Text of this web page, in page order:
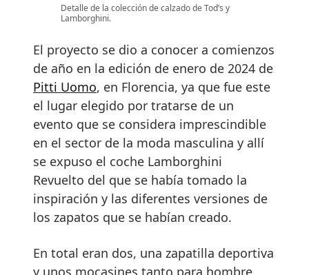
Detalle de la colección de calzado de Tod’s y
Lamborghini.
El proyecto se dio a conocer a comienzos
de año en la edición de enero de 2024 de
Pitti Uomo, en Florencia, ya que fue este
el lugar elegido por tratarse de un
evento que se considera imprescindible
en el sector de la moda masculina y allí
se expuso el coche Lamborghini
Revuelto del que se había tomado la
inspiración y las diferentes versiones de
los zapatos que se habían creado.
En total eran dos, una zapatilla deportiva